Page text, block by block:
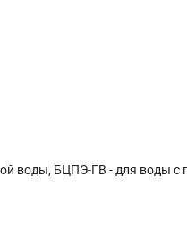
воды, БЦПЭ-ГВ - для воды